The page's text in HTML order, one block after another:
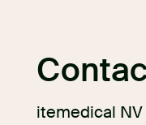
itemedical NV